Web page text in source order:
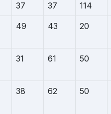
37 37 114
49 43 20
31 61 50
38 62 50